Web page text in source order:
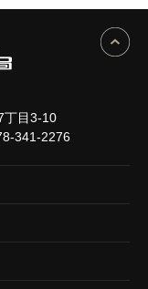
丁目3-10
341-2276